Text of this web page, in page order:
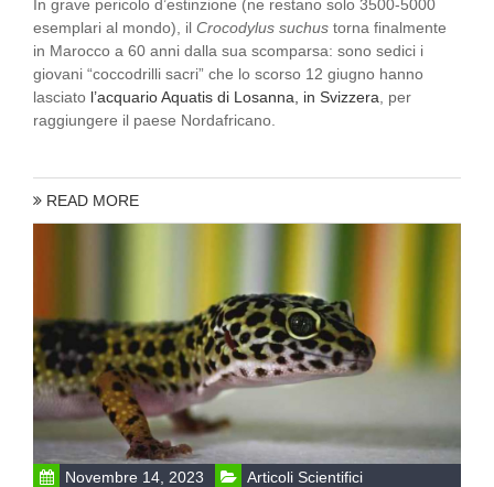
In grave pericolo d’estinzione (ne restano solo 3500-5000
esemplari al mondo), il Crocodylus suchus torna finalmente
in Marocco a 60 anni dalla sua scomparsa: sono sedici i
giovani “coccodrilli sacri” che lo scorso 12 giugno hanno
lasciato l’acquario Aquatis di Losanna, in Svizzera , per
raggiungere il paese Nordafricano.
READ MORE
Novembre 14, 2023 Articoli Scientifici